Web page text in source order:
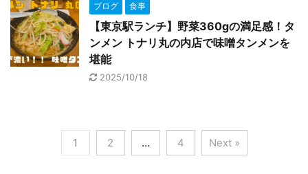
ブログ 食事
【東京駅ランチ】野菜360gの満足感！タ
ンメン トナリ丸の内店で味噌タンメンを
堪能
2025/10/18
1 2 … 4 Next »